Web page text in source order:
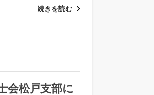
続きを読む
会松戸支部に